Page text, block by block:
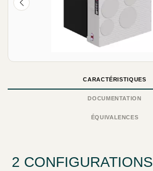
CARACTÉRISTIQUES
DOCUMENTATION
ÉQUIVALENCES
2 CONFIGURATIONS